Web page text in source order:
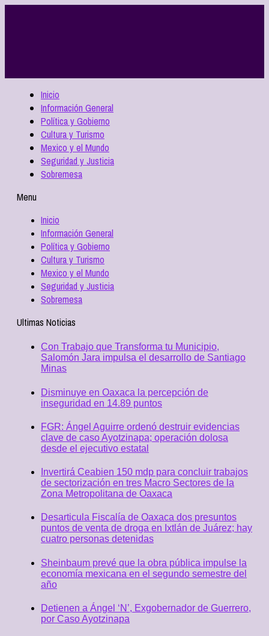
Inicio
Información General
Política y Gobierno
Cultura y Turismo
Mexico y el Mundo
Seguridad y Justicia
Sobremesa
Menu
Inicio
Información General
Política y Gobierno
Cultura y Turismo
Mexico y el Mundo
Seguridad y Justicia
Sobremesa
Ultimas Noticias
Con Trabajo que Transforma tu Municipio,
Salomón Jara impulsa el desarrollo de Santiago
Minas
Disminuye en Oaxaca la percepción de
inseguridad en 14.89 puntos
FGR: Ángel Aguirre ordenó destruir evidencias
clave de caso Ayotzinapa; operación dolosa
desde el ejecutivo estatal
Invertirá Ceabien 150 mdp para concluir trabajos
de sectorización en tres Macro Sectores de la
Zona Metropolitana de Oaxaca
Desarticula Fiscalía de Oaxaca dos presuntos
puntos de venta de droga en Ixtlán de Juárez; hay
cuatro personas detenidas
Sheinbaum prevé que la obra pública impulse la
economía mexicana en el segundo semestre del
año
Detienen a Ángel ‘N’, Exgobernador de Guerrero,
por Caso Ayotzinapa